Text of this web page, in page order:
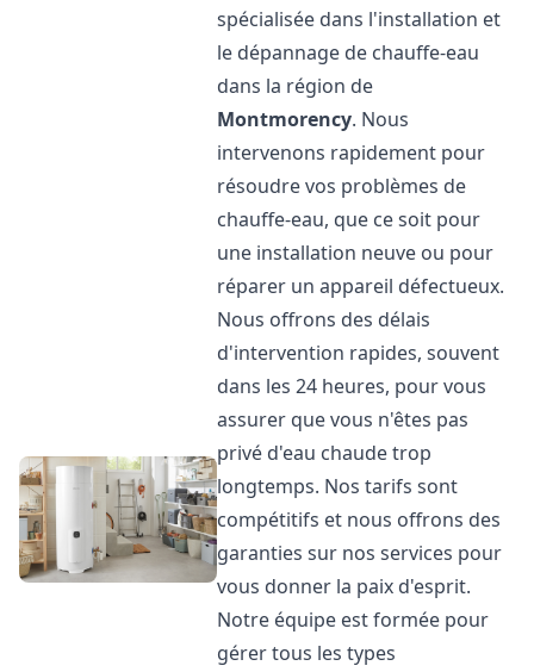
spécialisée dans l'installation et
le dépannage de chauffe-eau
dans la région de
Montmorency. Nous
intervenons rapidement pour
résoudre vos problèmes de
chauffe-eau, que ce soit pour
une installation neuve ou pour
réparer un appareil défectueux.
Nous offrons des délais
d'intervention rapides, souvent
dans les 24 heures, pour vous
assurer que vous n'êtes pas
privé d'eau chaude trop
longtemps. Nos tarifs sont
compétitifs et nous offrons des
garanties sur nos services pour
vous donner la paix d'esprit.
Notre équipe est formée pour
gérer tous les types